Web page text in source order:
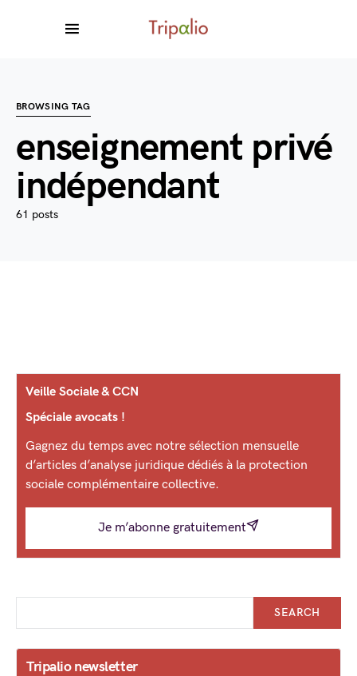
BROWSING TAG
enseignement privé
indépendant
61 posts
Veille Sociale & CCN
Spéciale avocats !
Gagnez du temps avec notre sélection mensuelle
d’articles d’analyse juridique dédiés à la protection
sociale complémentaire collective.
Je m’abonne gratuitement
SEARCH
Tripalio newsletter